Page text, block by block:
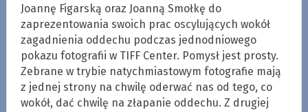
Joannę Figarską oraz Joanną Smołkę do
zaprezentowania swoich prac oscylujących wokół
zagadnienia oddechu podczas jednodniowego
pokazu fotografii w TIFF Center. Pomysł jest prosty.
Zebrane w trybie natychmiastowym fotografie mają
z jednej strony na chwilę oderwać nas od tego, co
wokół, dać chwilę na złapanie oddechu. Z drugiej